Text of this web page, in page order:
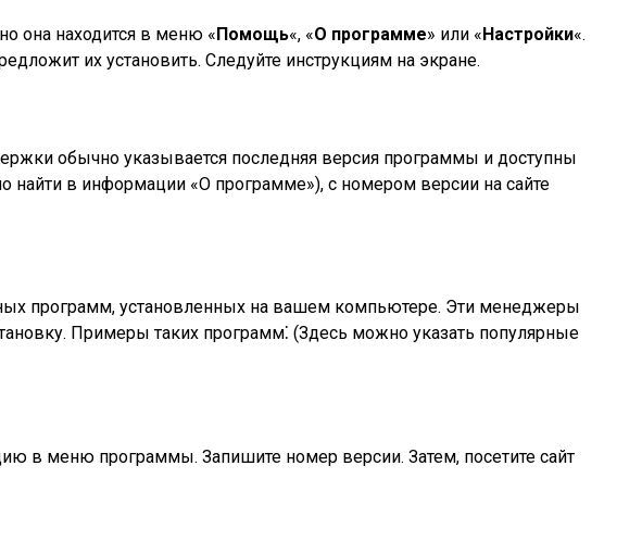
она находится в меню « Помощь«, «О программе» или « Настройки«.
их установить. Следуйте инструкциям на экране.
обычно указывается последняя версия программы и доступны
в информации «О программе»), с номером версии на сайте
программ, установленных на вашем компьютере. Эти менеджеры
Примеры таких программ⁚ (Здесь можно указать популярные
в меню программы. Запишите номер версии. Затем, посетите сайт